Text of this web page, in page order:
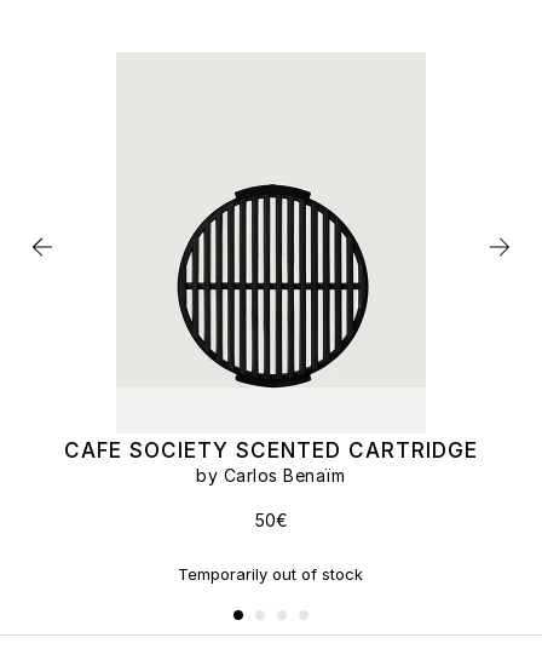
CAFE SOCIETY SCENTED CARTRIDGE
by Carlos Benaïm
50€
Temporarily out of stock